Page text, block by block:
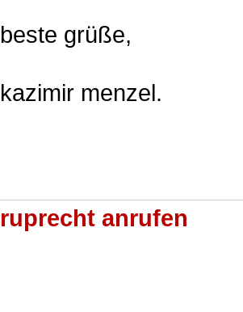
beste grüße,
kazimir menzel.
ruprecht anrufen